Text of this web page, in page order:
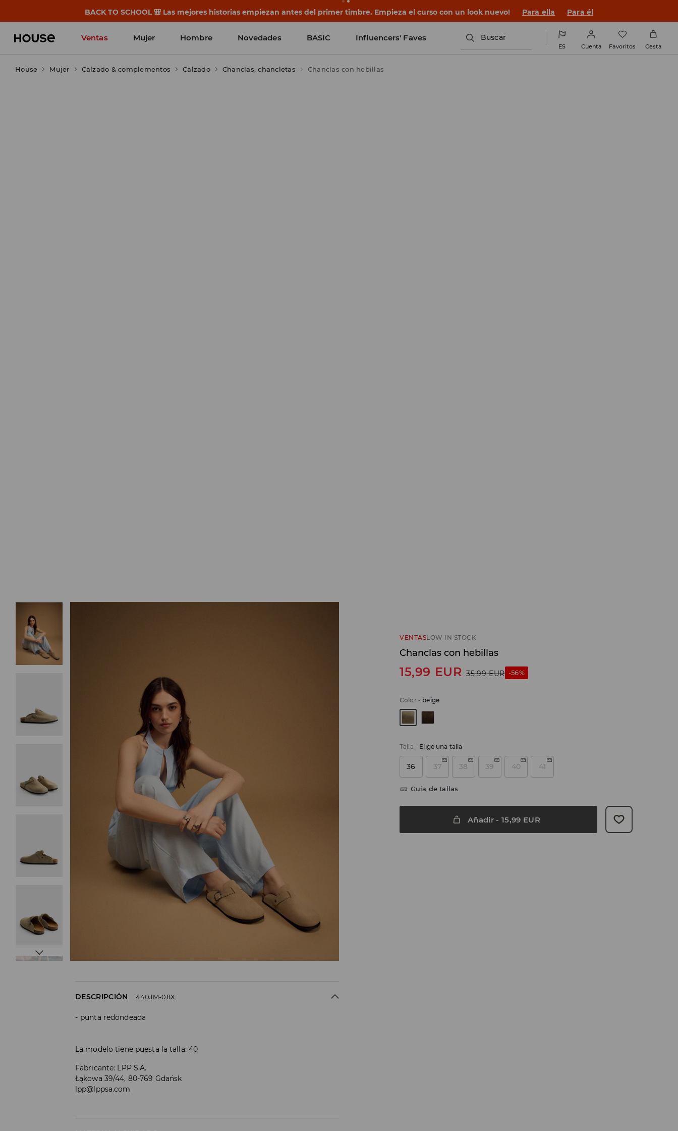
BACK TO SCHOOL 🎒 Las mejores historias empiezan antes del primer timbre. Empieza el curso con un look nuevo! Para ella Para él
Ventas Mujer Hombre Novedades BASIC Influencers' Faves Buscar
ES Cuenta Favoritos Cesta
House Mujer Calzado & complementos Calzado Chanclas, chancletas Chanclas con hebillas
VENTASLOW IN STOCK
Chanclas con hebillas
15,99 EUR 35,99 EUR -56%
Color- beige
Talla - Elige una talla
36 37 38 39 40 41
Guía de tallas
Añadir - 15,99 EUR
DESCRIPCIÓN 440JM-08X
punta redondeada
La modelo tiene puesta la talla: 40
Fabricante: LPP S.A.
Łąkowa 39/44, 80-769 Gdańsk
lpp@lppsa.com